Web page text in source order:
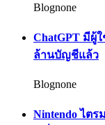
Blognone
ChatGPT มีผู้
ล้านบัญชีแล้ว
Blognone
Nintendo ไตร